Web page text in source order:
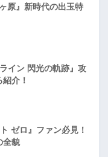
原』新時代の出玉特
イン 閃光の軌跡』攻
介！
ゼロ』ファン必見！
全貌